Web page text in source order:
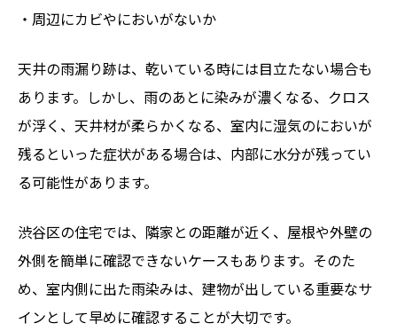
・周辺にカビやにおいがないか
天井の雨漏り跡は、乾いている時には目立たない場合も
あります。しかし、雨のあとに染みが濃くなる、クロス
が浮く、天井材が柔らかくなる、室内に湿気のにおいが
残るといった症状がある場合は、内部に水分が残ってい
る可能性があります。
渋谷区の住宅では、隣家との距離が近く、屋根や外壁の
外側を簡単に確認できないケースもあります。そのた
め、室内側に出た雨染みは、建物が出している重要なサ
インとして早めに確認することが大切です。